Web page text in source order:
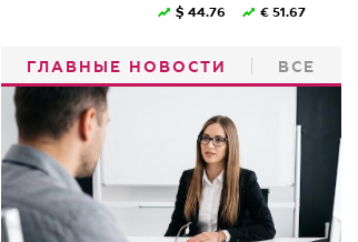
$ 44.76 € 51.67
ГЛАВНЫЕ НОВОСТИ ВСЕ